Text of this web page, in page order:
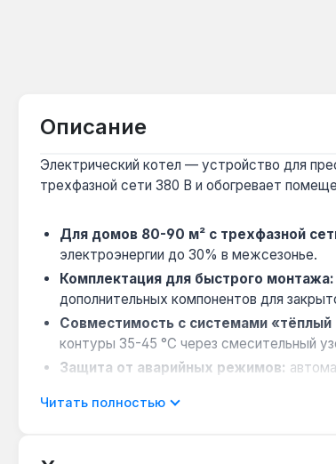
Описание
Электрический котел — устройство для
трехфазной сети 380 В и обогревает
Для домов 80-90 м² с трехфазной
электроэнергии до 30% в межсезонье.
Комплектация для быстрого монтажа:
дополнительных компонентов для
Совместимость с системами «тёплый
контуры 35-45 °C через смесительный
Защита от аварийных режимов:
Для регионов с частыми перепадами
Читать полностью